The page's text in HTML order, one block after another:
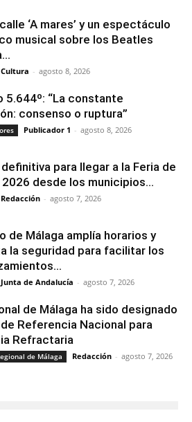
‘A mares’ y un espectáculo
musical sobre los Beatles
Cultura - agosto 8, 2026
5.644º: “La constante
consenso o ruptura”
Publicador 1 - agosto 8, 2026
definitiva para llegar a la Feria de
2026 desde los municipios...
Redacción - agosto 7, 2026
de Málaga amplía horarios y
la seguridad para facilitar los
Junta de Andalucía - agosto 7, 2026
de Málaga ha sido designado
Referencia Nacional para
Refractaria
de Málaga Redacción - agosto 7, 2026